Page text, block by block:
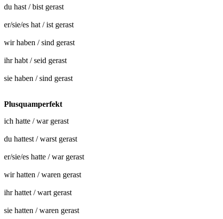
du hast / bist gerast
er/sie/es hat / ist gerast
wir haben / sind gerast
ihr habt / seid gerast
sie haben / sind gerast
Plusquamperfekt
ich hatte / war gerast
du hattest / warst gerast
er/sie/es hatte / war gerast
wir hatten / waren gerast
ihr hattet / wart gerast
sie hatten / waren gerast